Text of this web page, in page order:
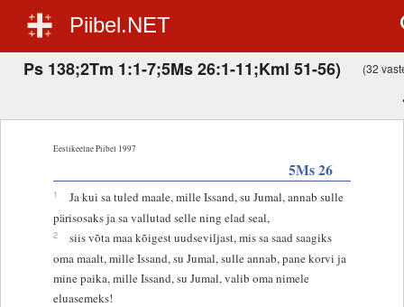
Piibel.NET
Ps 138;2Tm 1:1-7;5Ms 26:1-11;Kml 51-56) (32
Eestikeelne Piibel 1997
5Ms 26
1
Ja kui sa tuled maale, mille Issand, su Jumal, annab sulle
pärisosaks ja sa vallutad selle ning elad seal,
2
siis võta maa kõigest uudseviljast, mis sa saad saagiks
oma maalt, mille Issand, su Jumal, sulle annab, pane korvi ja
mine paika, mille Issand, su Jumal, valib oma nimele
eluasemeks!